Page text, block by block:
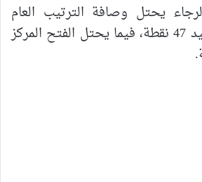
يحتل وصافة الترتيب العام
للبطولة “برو”، برصيد 47 نقطة، فيما يحتل الفتح المركز